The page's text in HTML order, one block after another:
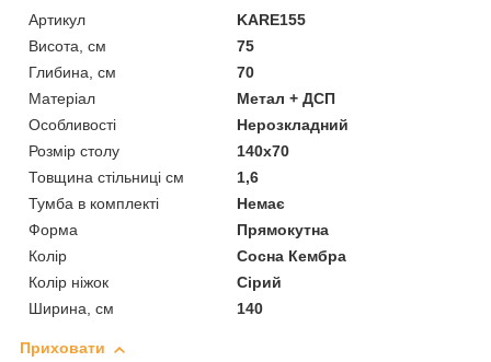
Артикул
KARE155
Висота, см
75
Глибина, см
70
Матеріал
Метал + ДСП
Особливості
Нерозкладний
Розмір столу
140х70
Товщина стільниці см
1,6
Тумба в комплекті
Немає
Форма
Прямокутна
Колір
Сосна Кембра
Колір ніжок
Сірий
Ширина, см
140
Приховати